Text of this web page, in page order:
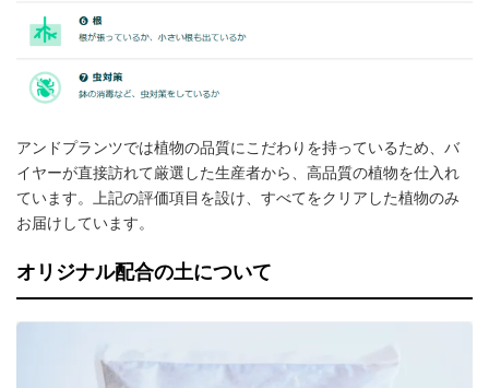
アンドプランツでは植物の品質にこだわりを持っているため、バ
イヤーが直接訪れて厳選した生産者から、高品質の植物を仕入れ
ています。上記の評価項目を設け、すべてをクリアした植物のみ
お届けしています。
オリジナル配合の土について